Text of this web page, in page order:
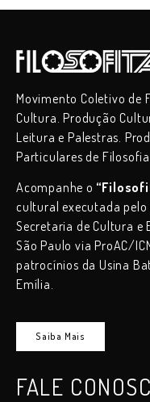
Movimento Coletivo de
Cultura. Produção
Leitura e Palestras.
Particulares de
Acompanhe o
cultural executada
Secretaria de Cultura e
São Paulo via ProAC/
patrocínios da Usina
Emília.
Saiba Mais
FALE